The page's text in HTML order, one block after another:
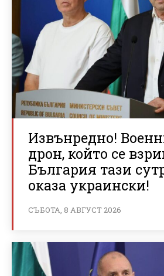
Извънредно!
дрон, който се
България тази
оказа украински!
СЪБОТА, 8 АВГУСТ 2026